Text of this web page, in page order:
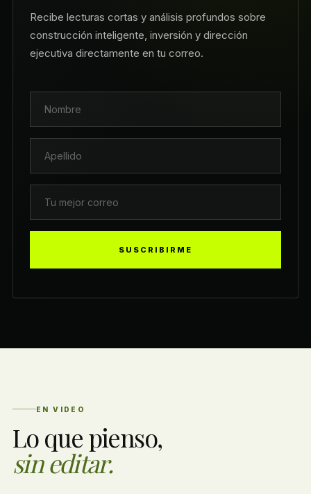
Recibe lecturas cortas y análisis profundos sobre
construcción inteligente, inversión y dirección
ejecutiva directamente en tu correo.
SUSCRIBIRME
EN VIDEO
Lo que pienso,
sin editar.